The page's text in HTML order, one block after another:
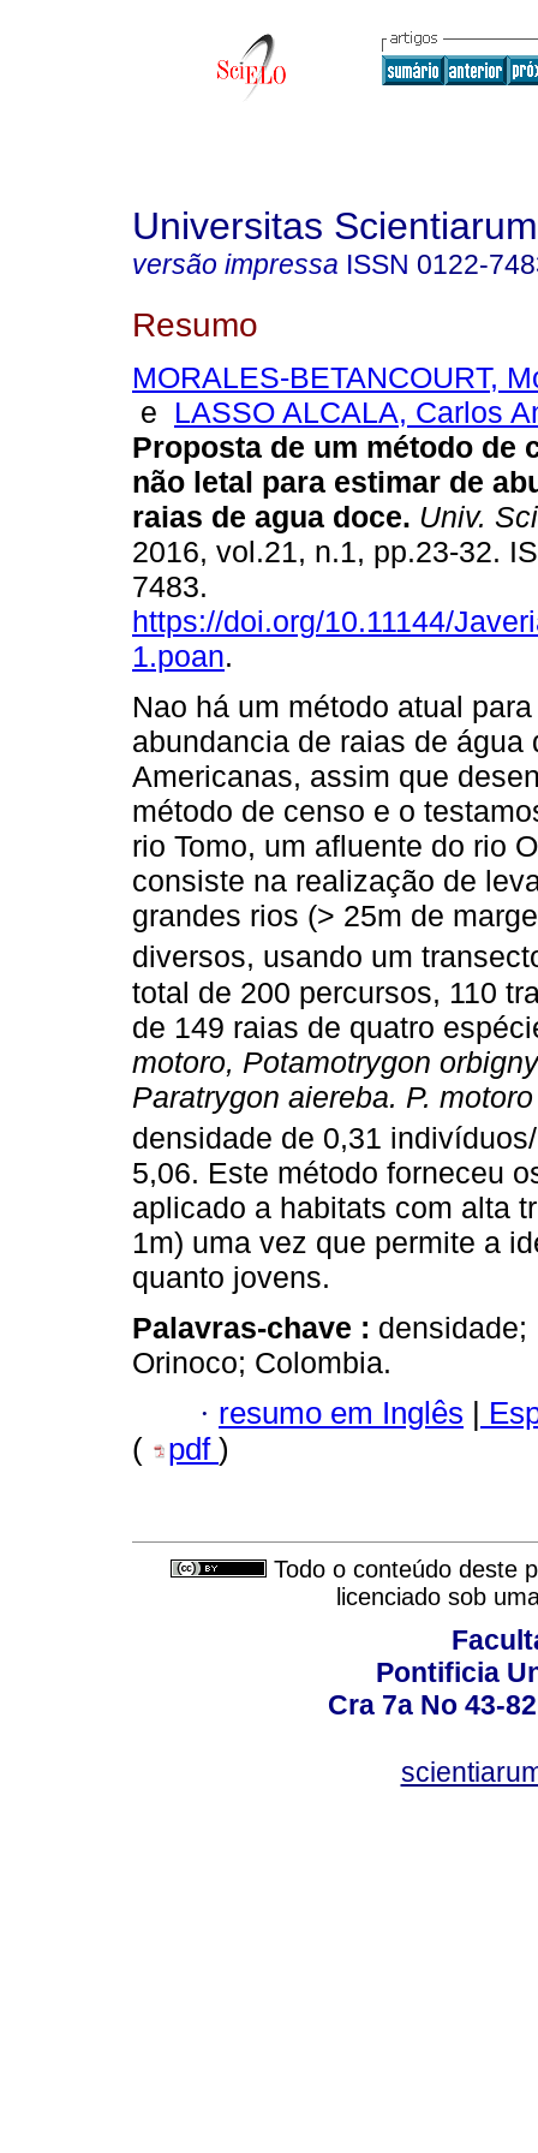
Universitas Scientiarum
versão impressa ISSN 0122-
Resumo
MORALES-BETANCOURT,
e LASSO ALCALA, Carlos
Proposta de um método de
não letal para estimar de
raias de agua doce. Univ.
2016, vol.21, n.1, pp.23-32.
7483.
https://doi.org/10.11144/
1.poan.
Nao há um método atual
abundancia de raias de água
Americanas, assim que
método de censo e o
rio Tomo, um afluente do rio
consiste na realização de
grandes rios (> 25m de
diversos, usando um
total de 200 percursos, 110
de 149 raias de quatro
motoro, Potamotrygon
Paratrygon aiereba. P.
densidade de 0,31
5,06. Este método forneceu
aplicado a habitats com alta
1m) uma vez que permite a
quanto jovens.
Palavras-chave : densidade;
Orinoco; Colombia.
· resumo em Inglês
(
pdf )
Todo o conteúdo deste
licenciado sob
Pontificia
Cra 7a No 43-